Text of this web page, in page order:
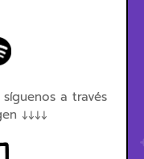
a través
↓↓↓↓